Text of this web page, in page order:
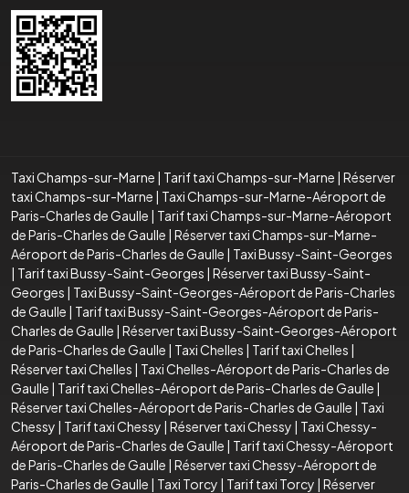
Taxi Champs-sur-Marne | Tarif taxi Champs-sur-Marne | Réserver
taxi Champs-sur-Marne | Taxi Champs-sur-Marne-Aéroport de
Paris-Charles de Gaulle | Tarif taxi Champs-sur-Marne-Aéroport
de Paris-Charles de Gaulle | Réserver taxi Champs-sur-Marne-
Aéroport de Paris-Charles de Gaulle | Taxi Bussy-Saint-Georges
| Tarif taxi Bussy-Saint-Georges | Réserver taxi Bussy-Saint-
Georges | Taxi Bussy-Saint-Georges-Aéroport de Paris-Charles
de Gaulle | Tarif taxi Bussy-Saint-Georges-Aéroport de Paris-
Charles de Gaulle | Réserver taxi Bussy-Saint-Georges-Aéroport
de Paris-Charles de Gaulle | Taxi Chelles | Tarif taxi Chelles |
Réserver taxi Chelles | Taxi Chelles-Aéroport de Paris-Charles de
Gaulle | Tarif taxi Chelles-Aéroport de Paris-Charles de Gaulle |
Réserver taxi Chelles-Aéroport de Paris-Charles de Gaulle | Taxi
Chessy | Tarif taxi Chessy | Réserver taxi Chessy | Taxi Chessy-
Aéroport de Paris-Charles de Gaulle | Tarif taxi Chessy-Aéroport
de Paris-Charles de Gaulle | Réserver taxi Chessy-Aéroport de
Paris-Charles de Gaulle | Taxi Torcy | Tarif taxi Torcy | Réserver